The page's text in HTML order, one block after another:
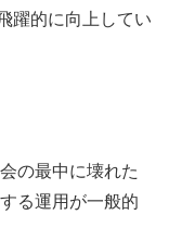
躍的に向上してい
の最中に壊れた
る運用が一般的